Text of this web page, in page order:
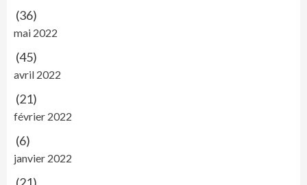
(36)
mai 2022
(45)
avril 2022
(21)
février 2022
(6)
janvier 2022